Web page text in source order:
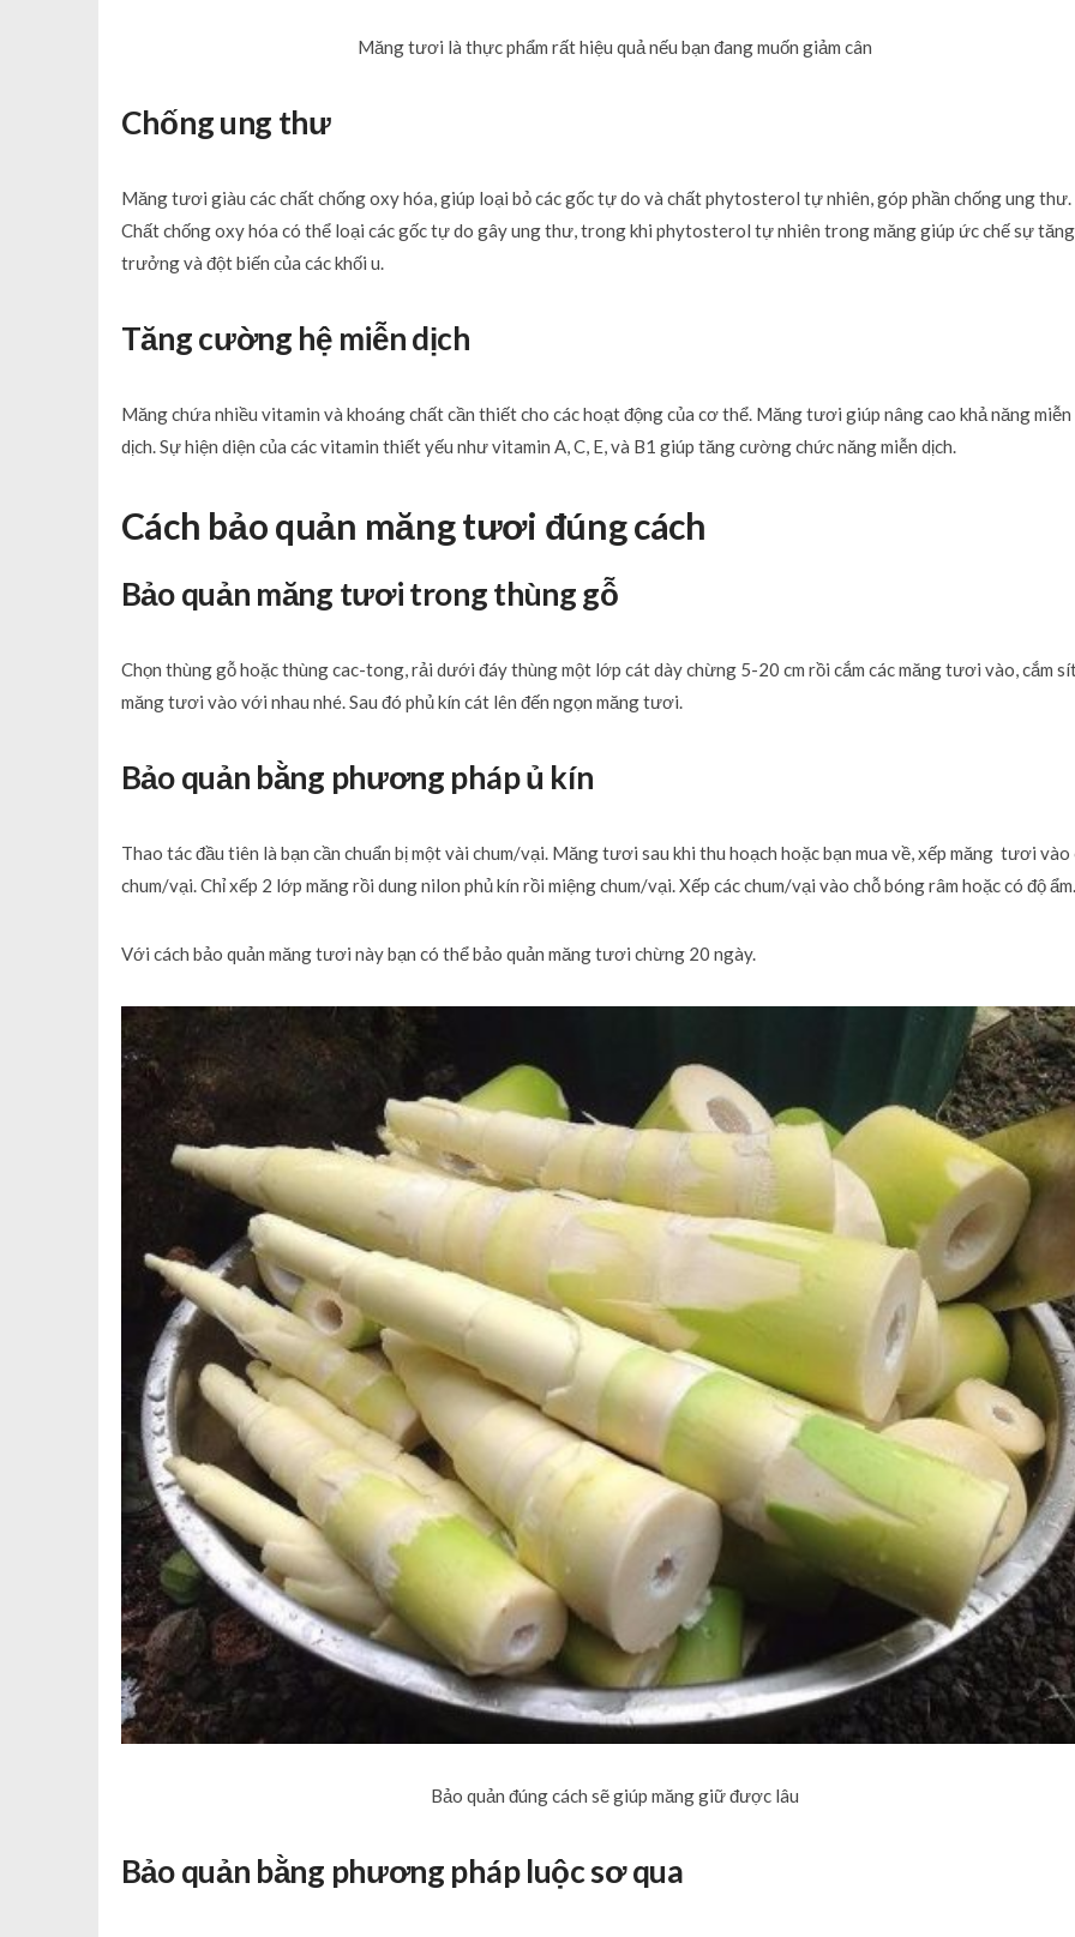
Măng tươi là thực phẩm rất hiệu quả nếu bạn đang muốn giảm cân
Chống ung thư
Măng tươi giàu các chất chống oxy hóa, giúp loại bỏ các gốc tự do và chất phytosterol tự nhiên, góp phần chống ung thư.
Chất chống oxy hóa có thể loại các gốc tự do gây ung thư, trong khi phytosterol tự nhiên trong măng giúp ức chế sự tăng
trưởng và đột biến của các khối u.
Tăng cường hệ miễn dịch
Măng chứa nhiều vitamin và khoáng chất cần thiết cho các hoạt động của cơ thể. Măng tươi giúp nâng cao khả năng miễn
dịch. Sự hiện diện của các vitamin thiết yếu như vitamin A, C, E, và B1 giúp tăng cường chức năng miễn dịch.
Cách bảo quản măng tươi đúng cách
Bảo quản măng tươi trong thùng gỗ
Chọn thùng gỗ hoặc thùng cac-tong, rải dưới đáy thùng một lớp cát dày chừng 5-20 cm rồi cắm các măng tươi vào, cắm
măng tươi vào với nhau nhé. Sau đó phủ kín cát lên đến ngọn măng tươi.
Bảo quản bằng phương pháp ủ kín
Thao tác đầu tiên là bạn cần chuẩn bị một vài chum/vại. Măng tươi sau khi thu hoạch hoặc bạn mua về, xếp măng tươi vào
chum/vại. Chỉ xếp 2 lớp măng rồi dung nilon phủ kín rồi miệng chum/vại. Xếp các chum/vại vào chỗ bóng râm hoặc có độ ẩm.
Với cách bảo quản măng tươi này bạn có thể bảo quản măng tươi chừng 20 ngày.
Bảo quản đúng cách sẽ giúp măng giữ được lâu
Bảo quản bằng phương pháp luộc sơ qua